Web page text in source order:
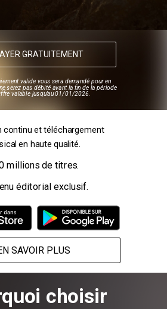
choisir
continu et téléchargement
en haute qualité.
millions de titres.
éditorial exclusif.
SAVOIR PLUS
valide vous sera demandé pour en
serez pas débité avant la fin de la période
valable jusqu'au 01/01/2026.
GRATUITEMENT